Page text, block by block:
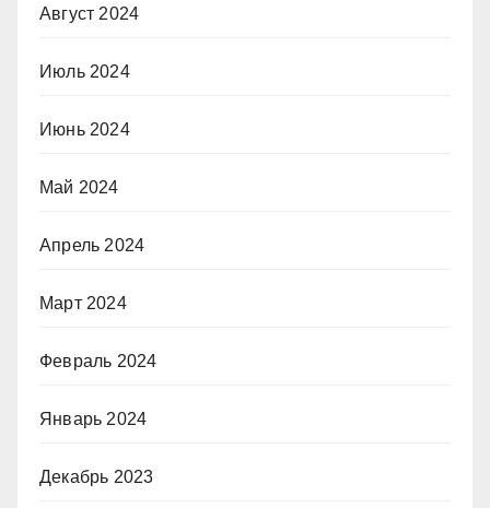
Август 2024
Июль 2024
Июнь 2024
Май 2024
Апрель 2024
Март 2024
Февраль 2024
Январь 2024
Декабрь 2023